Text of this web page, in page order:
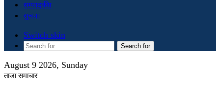
सम्पादकीय
सुचना
Switch skin
Search for
August 9 2026, Sunday
ताजा समाचार